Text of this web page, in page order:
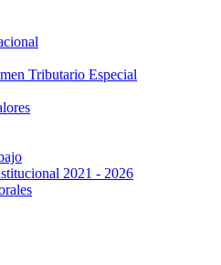
Tributario Especial
2021 - 2026